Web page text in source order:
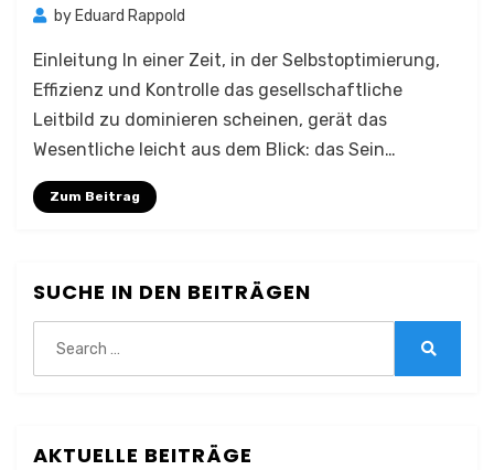
by Eduard Rappold
Einleitung In einer Zeit, in der Selbstoptimierung,
Effizienz und Kontrolle das gesellschaftliche
Leitbild zu dominieren scheinen, gerät das
Wesentliche leicht aus dem Blick: das Sein…
Zum Beitrag
SUCHE IN DEN BEITRÄGEN
for:
AKTUELLE BEITRÄGE